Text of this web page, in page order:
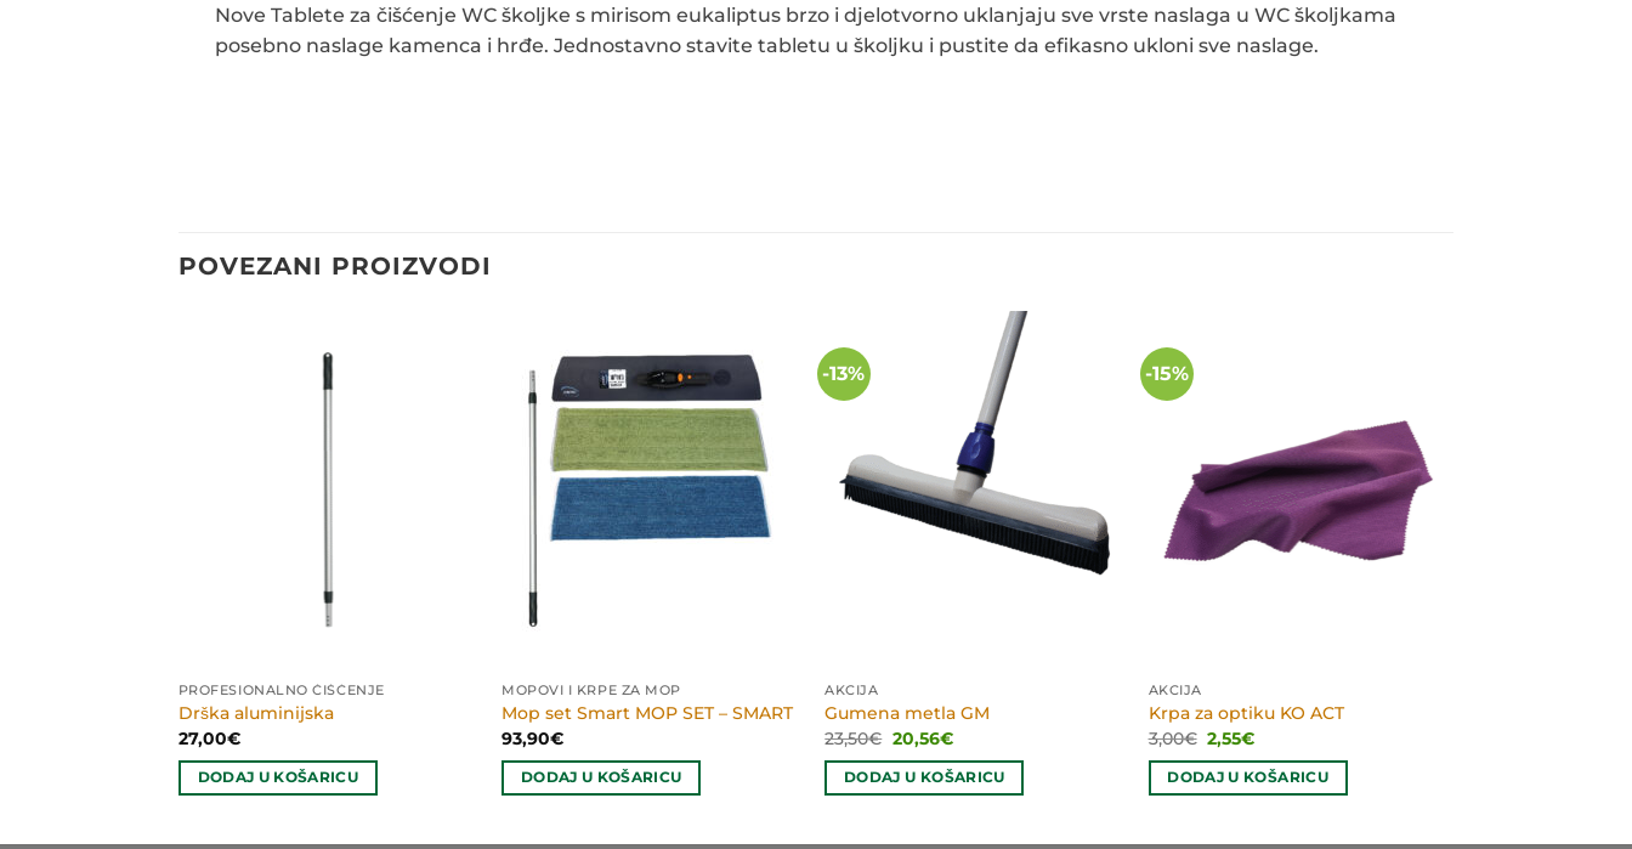
Nove Tablete za čišćenje WC školjke s mirisom eukaliptus brzo i djelotvorno uklanjaju sve vrste naslaga u WC školjkama
posebno naslage kamenca i hrđe. Jednostavno stavite tabletu u školjku i pustite da efikasno ukloni sve naslage.
POVEZANI PROIZVODI
PROFESIONALNO ČIŠĆENJE
Drška aluminijska
27,00€
DODAJ U KOŠARICU
MOPOVI I KRPE ZA MOP
Mop set Smart MOP SET – SMART
93,90€
DODAJ U KOŠARICU
-13%
AKCIJA
Gumena metla GM
23,50€ Izvorna
cijena
bila
je:
20,56€Trenutna
je:
20,56€.
DODAJ U KOŠARICU
-15%
AKCIJA
Krpa za optiku KO ACT
3,00€ Izvorna
cijena
bila
je:
2,55€Trenutna
je:
2,55€.
DODAJ U KOŠARICU